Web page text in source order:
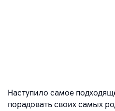
Наступило самое
порадовать своих самых